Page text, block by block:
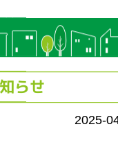
らせ
2025-